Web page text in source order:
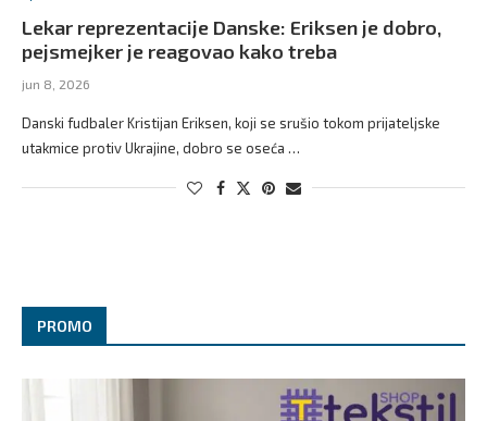
Lekar reprezentacije Danske: Eriksen je dobro,
pejsmejker je reagovao kako treba
jun 8, 2026
Danski fudbaler Kristijan Eriksen, koji se srušio tokom prijateljske
utakmice protiv Ukrajine, dobro se oseća …
PROMO